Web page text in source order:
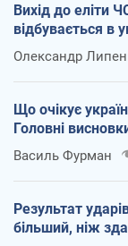
Вихід до еліти
відбувається в
Олександр
Що очікує
Головні
Василь Фурман
Результат
більший, ніж